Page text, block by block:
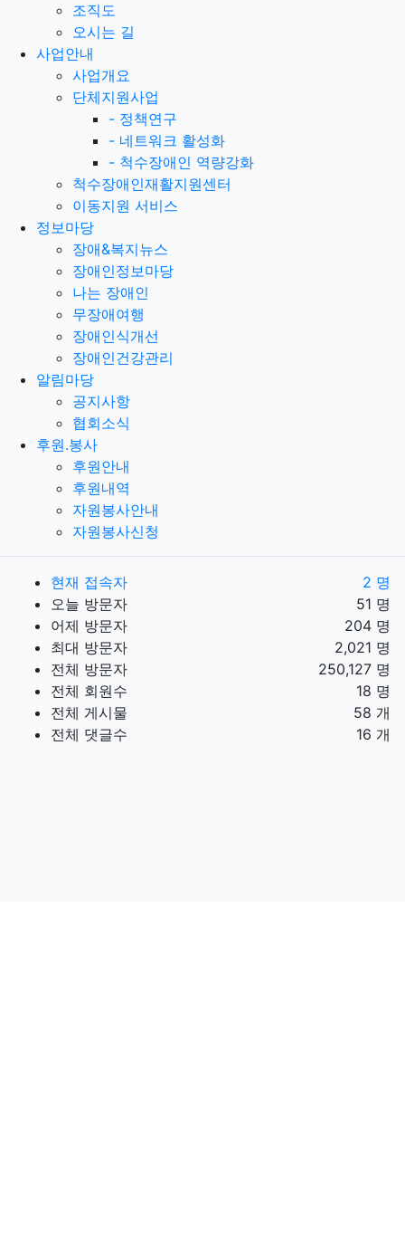
조직도
오시는 길
사업안내
사업개요
단체지원사업
- 정책연구
- 네트워크 활성화
- 척수장애인 역량강화
척수장애인재활지원센터
이동지원 서비스
정보마당
장애&복지뉴스
장애인정보마당
나는 장애인
무장애여행
장애인식개선
장애인건강관리
알림마당
공지사항
협회소식
후원.봉사
후원안내
후원내역
자원봉사안내
자원봉사신청
현재 접속자
2 명
오늘 방문자
51 명
어제 방문자
204 명
최대 방문자
2,021 명
전체 방문자
250,127 명
전체 회원수
18 명
전체 게시물
58 개
전체 댓글수
16 개